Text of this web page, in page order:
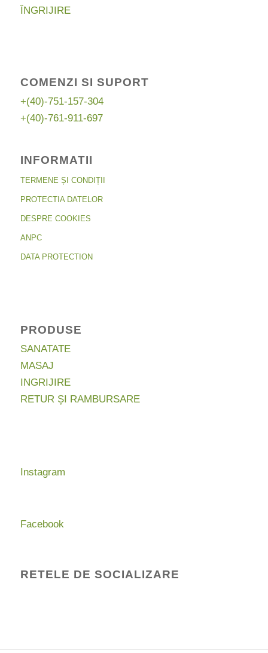
ÎNGRIJIRE
COMENZI SI SUPORT
+(40)-751-157-304
+(40)-761-911-697
INFORMATII
TERMENE ȘI CONDIȚII
PROTECTIA DATELOR
DESPRE COOKIES
ANPC
DATA PROTECTION
PRODUSE
SANATATE
MASAJ
INGRIJIRE
RETUR ȘI RAMBURSARE
Instagram
Facebook
RETELE DE SOCIALIZARE